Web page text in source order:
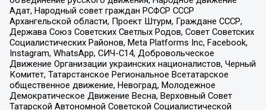
Адат, Народный совет граждан РСФСР СССР
Архангельской области, Проект Штурм, Граждане СССР,
Держава Союз Советских Светлых Родов, Совет Советских
Социалистических Районов, Meta Platforms Inc, Facebook,
Instagram, WhatsApp, СИЧ-С14, Добровольческое
Движение Организации украинских националистов, Черный
Комитет, Татарстанское Региональное Всетатарское
общественное движение, Невоград, Молодежное
Демократическое Движение Весна, Верховный Совет
Татарской Автономной Советской Социалистической